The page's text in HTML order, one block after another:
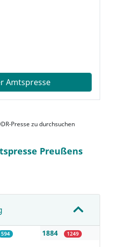
Amtspresse
Presse zu durchsuchen
Preußens
594 1884 1249